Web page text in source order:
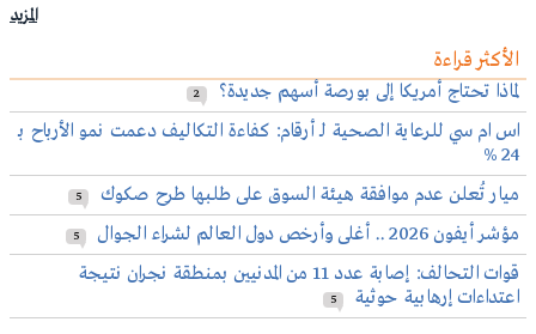
المزيد
الأكثر قراءة
لماذا تحتاج أمريكا إلى بورصة أسهم جديدة؟ 2
اس ام سي للرعاية الصحية لـ أرقام: كفاءة التكاليف دعمت نمو الأرباح بـ
24 %
ميار تُعلن عدم موافقة هيئة السوق على طلبها طرح صكوك
5
مؤشر أيفون 2026 .. أغلى وأرخص دول العالم لشراء الجوال 5
قوات التحالف: إصابة عدد 11 من المدنيين بمنطقة نجران نتيجة
اعتداءات إرهابية حوثية
5